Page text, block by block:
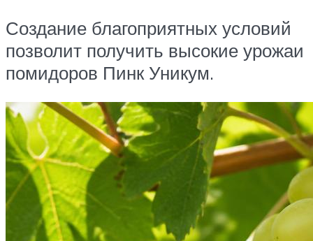
Создание благоприятных условий
позволит получить высокие урожаи
помидоров Пинк Уникум.